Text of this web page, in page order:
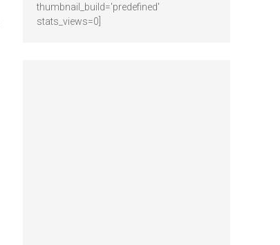
thumbnail_build='predefined'
stats_views=0]